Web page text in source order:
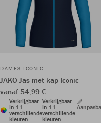
DAMES ICONIC
JAKO Jas met kap Iconic
vanaf 54,99 €
Verkrijgbaar
in 11
verschillende
kleuren
Verkrijgbaar
in 11
verschillende
kleuren